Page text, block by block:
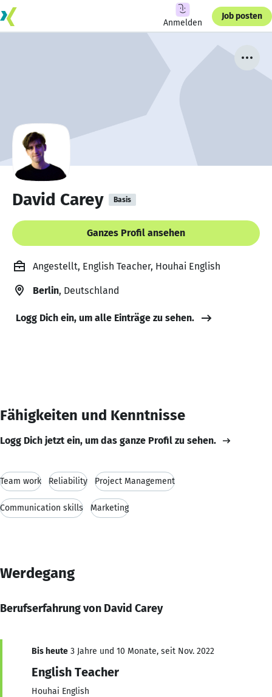
Anmelden
Job posten
David Carey Basis
Ganzes Profil ansehen
Angestellt, English Teacher, Houhai English
Berlin, Deutschland
Logg Dich ein, um alle Einträge zu sehen.
Fähigkeiten und Kenntnisse
Logg Dich jetzt ein, um das ganze Profil zu sehen.
Team work Reliability Project Management
Communication skills Marketing
Werdegang
Berufserfahrung von David Carey
Bis heute 3 Jahre und 10 Monate, seit Nov. 2022
English Teacher
Houhai English